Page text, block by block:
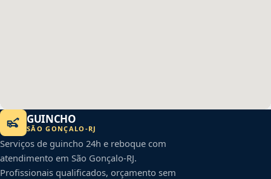
GUINCHO
SÃO GONÇALO -RJ
Serviços de guincho 24h e reboque com
atendimento em São Gonçalo-RJ.
Profissionais qualificados, orçamento sem